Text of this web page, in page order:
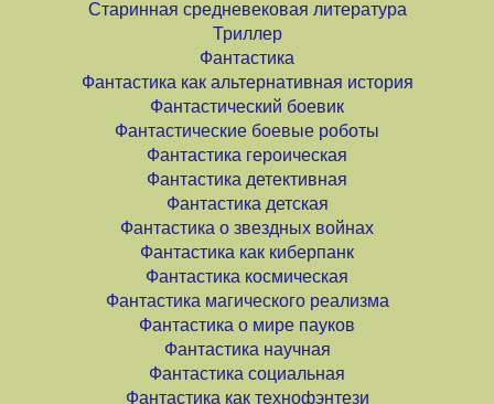
Старинная средневековая литература
Триллер
Фантастика
Фантастика как альтернативная история
Фантастический боевик
Фантастические боевые роботы
Фантастика героическая
Фантастика детективная
Фантастика детская
Фантастика о звездных войнах
Фантастика как киберпанк
Фантастика космическая
Фантастика магического реализма
Фантастика о мире пауков
Фантастика научная
Фантастика социальная
Фантастика как технофэнтези